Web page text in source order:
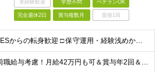
未経験歓迎 学歴不問 ベテランOK
完全週休2日 賞与複数月 面接1回
□ SESからの転身歓迎 □ 保守運用・経験浅めからのチャレンジ歓迎 ■ 学歴不問 ■ 何らかのシステム開発経験をお持ちの方（言語・年数不問） ＜当社で経験できること＞ ・企画、要件定義、設計、実装
★前職給与考慮！月給42万円も可＆賞与年2回＆昇給随時！★ ■月給29万円～42万円＋賞与年2回＋交通費 ※前職の給与やスキルを考慮し決定します ※固定残業代（月45時間分／7万7,000円～11万